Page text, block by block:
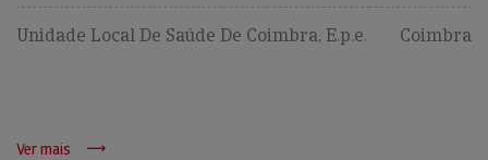
Unidade Local De Saúde De Coimbra, E.p.e. Coimbra
Ver mais